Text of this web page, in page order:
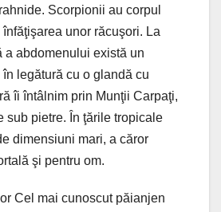
Scorpionii au corpul
unor răcuşori. La
a abdomenului există un
legătură cu o glandă cu
îi întâlnim prin Munţii Carpaţi,
sub pietre. În ţările tropicale
dimensiuni mari, a căror
şi pentru om.
Cel mai cunoscut păianjen